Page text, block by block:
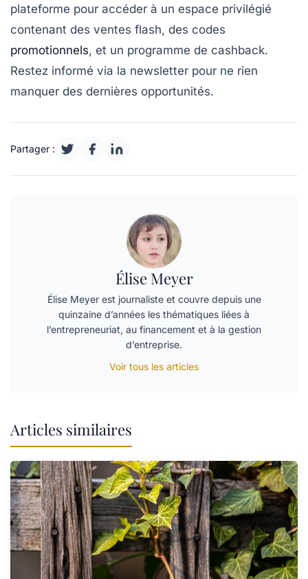
plateforme pour accéder à un espace privilégié
contenant des ventes flash, des codes
promotionnels, et un programme de cashback.
Restez informé via la newsletter pour ne rien
manquer des dernières opportunités.
Partager :
Élise Meyer
Élise Meyer est journaliste et couvre depuis une
quinzaine d’années les thématiques liées à
l’entrepreneuriat, au financement et à la gestion
d’entreprise.
Voir tous les articles
Articles similaires